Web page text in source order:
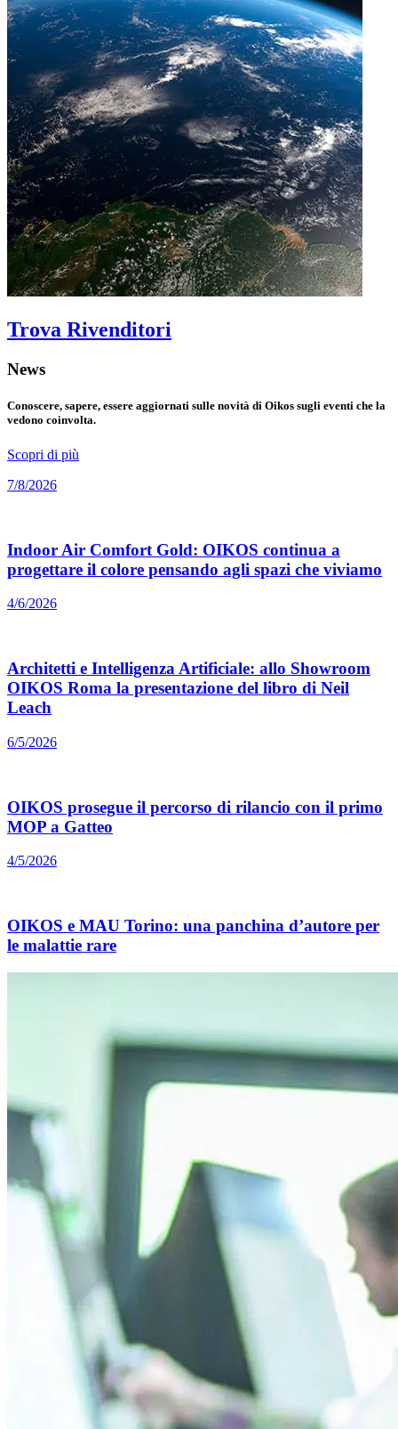
Trova Rivenditori
News
Conoscere, sapere, essere aggiornati sulle novità di Oikos sugli eventi che la
vedono coinvolta.
Scopri di più
7/8/2026
Indoor Air Comfort Gold: OIKOS continua a
progettare il colore pensando agli spazi che viviamo
4/6/2026
Architetti e Intelligenza Artificiale: allo Showroom
OIKOS Roma la presentazione del libro di Neil
Leach
6/5/2026
OIKOS prosegue il percorso di rilancio con il primo
MOP a Gatteo
4/5/2026
OIKOS e MAU Torino: una panchina d’autore per
le malattie rare